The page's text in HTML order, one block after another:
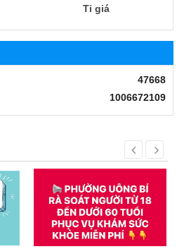
Tỉ giá
47668
1006672109